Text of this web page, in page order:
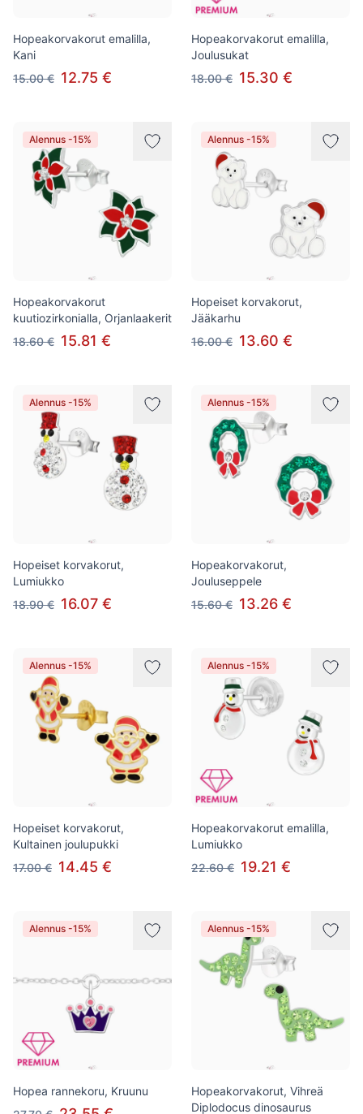
Hopeakorvakorut emalilla,
Kani
15.00 € 12.75 €
Hopeakorvakorut emalilla,
Joulusukat
18.00 € 15.30 €
Alennus -15%
Hopeakorvakorut
kuutiozirkonialla, Orjanlaakerit
18.60 € 15.81 €
Alennus -15%
Hopeiset korvakorut,
Jääkarhu
16.00 € 13.60 €
Alennus -15%
Hopeiset korvakorut,
Lumiukko
18.90 € 16.07 €
Alennus -15%
Hopeakorvakorut,
Jouluseppele
15.60 € 13.26 €
Alennus -15%
Hopeiset korvakorut,
Kultainen joulupukki
17.00 € 14.45 €
Alennus -15%
Hopeakorvakorut emalilla,
Lumiukko
22.60 € 19.21 €
Alennus -15%
Hopea rannekoru, Kruunu
Alennus -15%
Hopeakorvakorut, Vihreä
Diplodocus dinosaurus